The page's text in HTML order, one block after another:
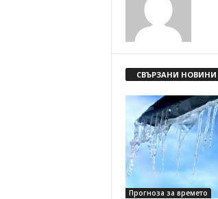
СВЪРЗАНИ НОВИНИ
Прогноза за времето